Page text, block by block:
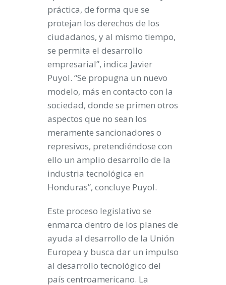
práctica, de forma que se
protejan los derechos de los
ciudadanos, y al mismo tiempo,
se permita el desarrollo
empresarial”, indica Javier
Puyol. “Se propugna un nuevo
modelo, más en contacto con la
sociedad, donde se primen otros
aspectos que no sean los
meramente sancionadores o
represivos, pretendiéndose con
ello un amplio desarrollo de la
industria tecnológica en
Honduras”, concluye Puyol.
Este proceso legislativo se
enmarca dentro de los planes de
ayuda al desarrollo de la Unión
Europea y busca dar un impulso
al desarrollo tecnológico del
país centroamericano. La